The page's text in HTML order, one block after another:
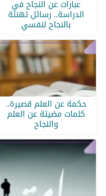
عبارات عن النجاح في
الدراسة.. رسائل تهنئة
بالنجاح لنفسي
حكمة عن العلم قصيرة..
كلمات مضيئة عن العلم
والنجاح